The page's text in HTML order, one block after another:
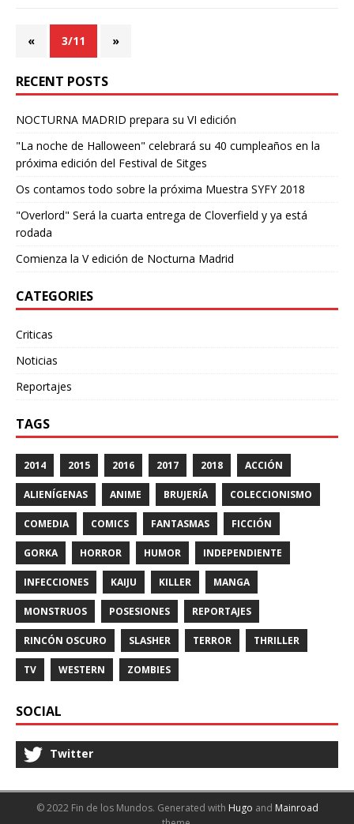
« 3/11 »
RECENT POSTS
NOCTURNA MADRID prepara su VI edición
"La noche de Halloween" celebrará su 40 cumpleaños en la
próxima edición del Festival de Sitges
Os contamos todo sobre la próxima Muestra SYFY 2018
"Overlord" Será la cuarta entrega de Cloverfield y ya está
rodada
Comienza la V edición de Nocturna Madrid
CATEGORIES
Criticas
Noticias
Reportajes
TAGS
2014 2015 2016 2017 2018 ACCIÓN
ALIENÍGENAS ANIME BRUJERÍA COLECCIONISMO
COMEDIA COMICS FANTASMAS FICCIÓN
GORKA HORROR HUMOR INDEPENDIENTE
INFECCIONES KAIJU KILLER MANGA
MONSTRUOS POSESIONES REPORTAJES
RINCÓN OSCURO SLASHER TERROR THRILLER
TV WESTERN ZOMBIES
SOCIAL
Twitter
© 2022 Fin de los Mundos. Generated with Hugo and Mainroad